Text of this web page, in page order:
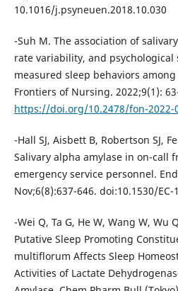
10.1016/j.psyneuen.2018.10.030
-Suh M. The association of
rate variability, and psychological
measured sleep behaviors
Frontiers of Nursing. 2022;9(1):
https://doi.org/10.2478/fon-2022-
-Hall SJ, Aisbett B, Robertson SJ,
Salivary alpha amylase in on-call
emergency service personnel.
Nov;6(8):637-646. doi:10.1530/EC-
-Wei Q, Ta G, He W, Wang W, Wu
Putative Sleep Promoting
multiflorum Affects Sleep
Activities of Lactate